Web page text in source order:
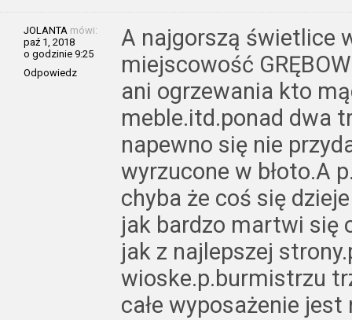
JOLANTA mówi:
paź 1, 2018
o godzinie 9:25
Odpowiedz
A najgorszą świetlice
miejscowość
ani ogrzewania kto
meble.itd.ponad dwa
napewno się nie
wyrzucone w błoto.A
chyba że coś się
jak bardzo martwi się
jak z najlepszej
wioske.p.burmistrzu
całe wyposażenie